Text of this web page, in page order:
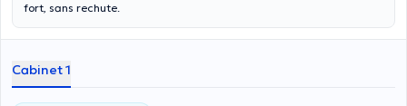
fort, sans rechute.
Cabinet 1